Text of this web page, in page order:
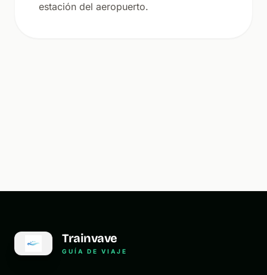
estación del aeropuerto.
Trainvave
GUÍA DE VIAJE